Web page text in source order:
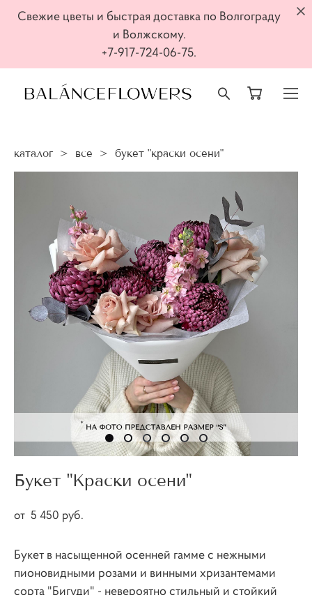
Свежие цветы и быстрая доставка по Волгограду
и Волжскому.
+7-917-724-06-75.
каталог > все > букет "краски осени"
Букет "Краски осени"
от 5 450 pуб.
Букет в насыщенной осенней гамме с нежными
пионовидными розами и винными хризантемами
сорта "Бигуди" - невероятно стильный и стойкий